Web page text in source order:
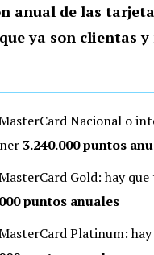
anual de las
ya son clientas y
Nacional o
3.240.000 puntos
Gold: hay
puntos anuales
Platinum: